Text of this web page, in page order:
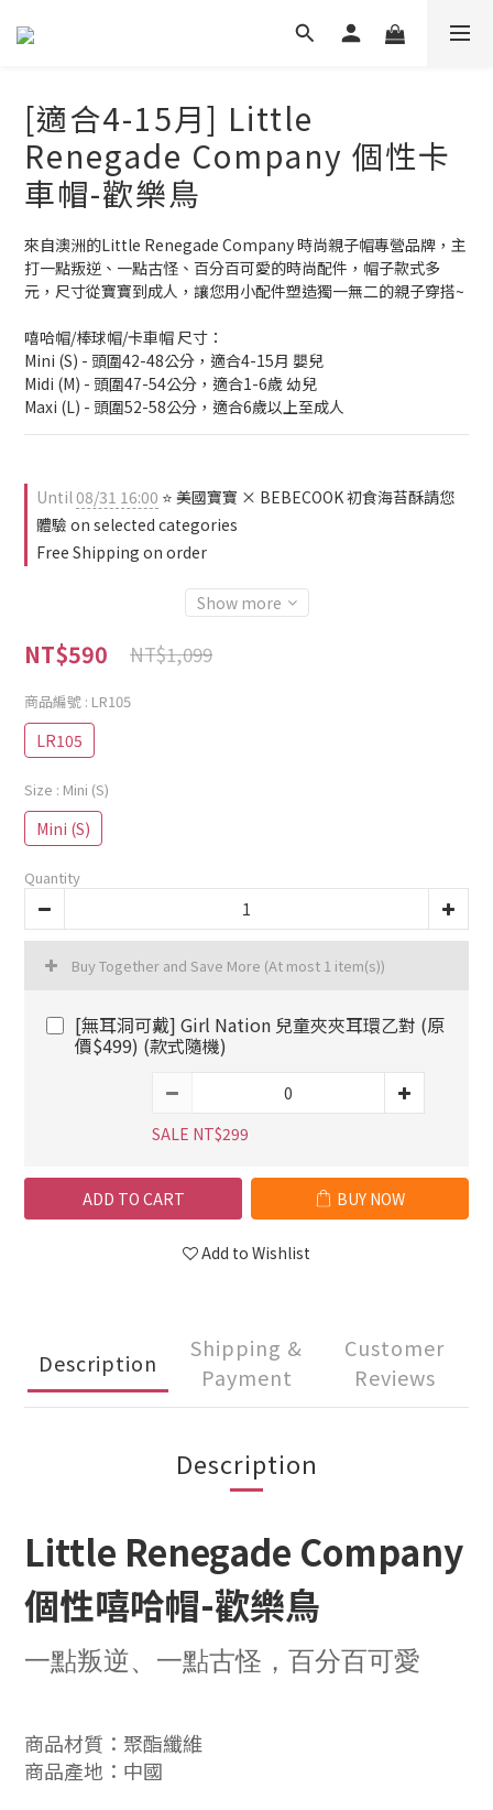
[適合4-15月] Little
Renegade Company 個性卡
車帽-歡樂鳥
來自澳洲的Little Renegade Company 時尚親子帽專營品牌，主
打一點叛逆、一點古怪、百分百可愛的時尚配件，帽子款式多
元，尺寸從寶寶到成人，讓您用小配件塑造獨一無二的親子穿搭~
嘻哈帽/棒球帽/卡車帽 尺寸：
Mini (S) - 頭圍42-48公分，適合4-15月 嬰兒
Midi (M) - 頭圍47-54公分，適合1-6歲 幼兒
Maxi (L) - 頭圍52-58公分，適合6歲以上至成人
Until08/31 16:00 ⭐ 美國寶寶 × BEBECOOK 初食海苔酥請您
體驗 on selected categories
Free Shipping on order
Show more
NT$590 NT$1,099
商品編號 : LR105
LR105
Size : Mini (S)
Mini (S)
Quantity
Buy Together and Save More (At most 1 item(s))
[無耳洞可戴] Girl Nation 兒童夾夾耳環乙對 (原
價$499) (款式隨機)
SALE NT$299
ADD TO CART BUY NOW
Add to Wishlist
Description
Shipping &
Payment
Customer
Reviews
Description
Little Renegade Company
個性嘻哈帽-歡樂鳥
一點叛逆、一點古怪，百分百可愛
商品材質：聚酯纖維
商品產地：中國